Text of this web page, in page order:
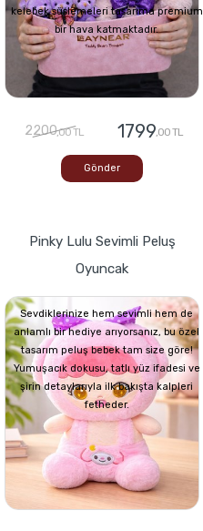
kelebek süslemeleri tasarıma premium
bir hava katmaktadır.
2200,00 TL 1799,00 TL
Gönder
Pinky Lulu Sevimli Peluş
Oyuncak
Sevdiklerinize hem sevimli hem de
anlamlı bir hediye arıyorsanız, bu özel
tasarım peluş bebek tam size göre!
Yumuşacık dokusu, tatlı yüz ifadesi ve
şirin detaylarıyla ilk bakışta kalpleri
fetheder.